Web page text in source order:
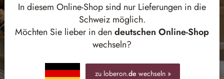
In diesem Online-Shop sind nur Lieferungen in die
Schweiz möglich.
Möchten Sie lieber in den deutschen Online-Shop
wechseln?
zu loberon.de wechseln »